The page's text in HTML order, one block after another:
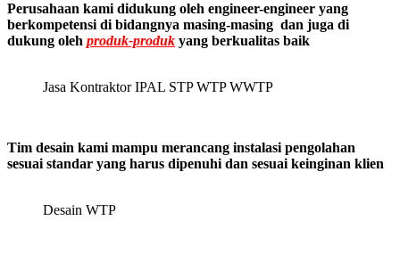
Perusahaan kami didukung oleh engineer-engineer yang
berkompetensi di bidangnya masing-masing dan juga di
dukung oleh produk-produk yang berkualitas baik
Jasa Kontraktor IPAL STP WTP WWTP
Tim desain kami mampu merancang instalasi pengolahan
sesuai standar yang harus dipenuhi dan sesuai keinginan klien
Desain WTP